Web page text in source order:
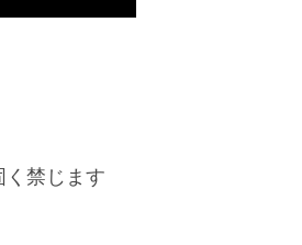
禁じます